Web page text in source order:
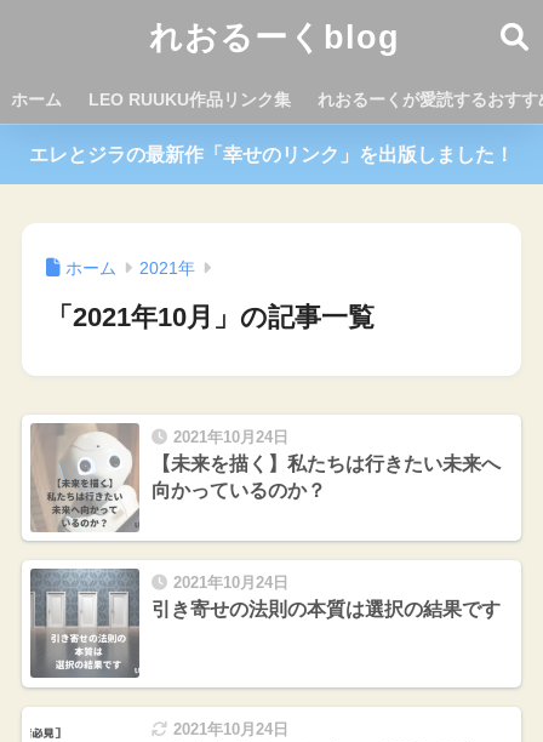
れおるーくblog
ホーム LEO RUUKU作品リンク集 れおるーくが愛読するおすす
エレとジラの最新作「幸せのリンク」を出版しました！
ホーム 2021年
「2021年10月」の記事一覧
2021年10月24日
【未来を描く】私たちは行きたい未来へ
向かっているのか？
2021年10月24日
引き寄せの法則の本質は選択の結果です
2021年10月24日